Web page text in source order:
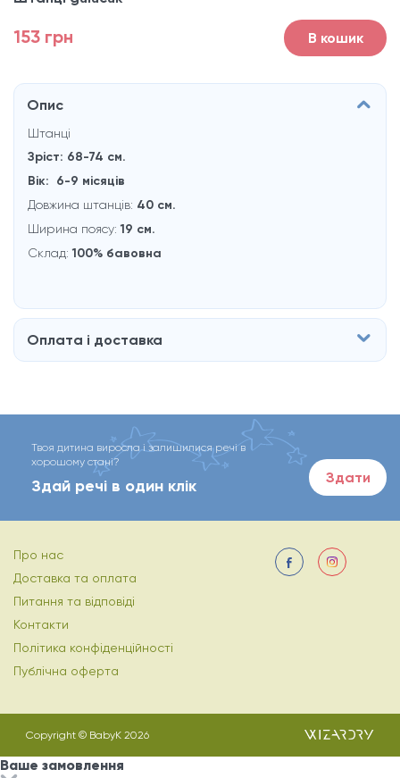
153 грн В кошик
Опис
Штанці
Зріст: 68-74 см.
Вік: 6-9 місяців
Довжина штанців: 40 см.
Ширина поясу:19 см.
Склад:100% бавовна
Оплата і доставка
Твоя дитина виросла і залишилися речі в
хорошому стані?
Здай речі в один клік Здати
Про нас
Доставка та оплата
Питання та відповіді
Контакти
Політика конфіденційності
Публічна оферта
Copyright © BabyK 2026
Ваше замовлення